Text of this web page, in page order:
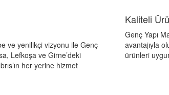
ve yenilikçi vizyonu ile Genç
Lefkoşa ve Girne’deki
her yerine hizmet
Kaliteli
Genç Yapı
avantajıyla
ürünleri